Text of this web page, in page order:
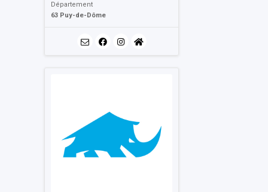
Département
63 Puy-de-Dôme